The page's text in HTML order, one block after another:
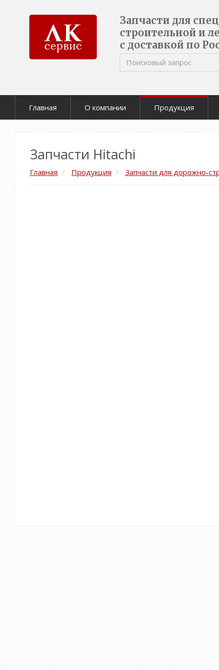
Запчасти для
строительной и
с доставкой по
Главная О компании Продукция
Запчасти Hitachi
Главная Продукция Запчасти для дорожно-